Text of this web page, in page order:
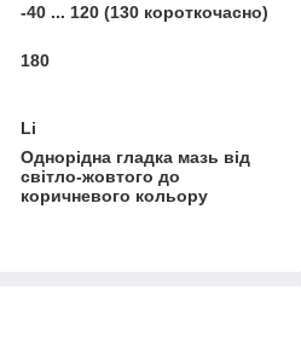
-40 ... 120 (130 короткочасно)
180
Li
Однорідна гладка мазь від
світло-жовтого до
коричневого кольору